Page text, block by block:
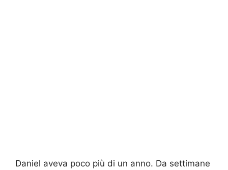
Daniel aveva poco più di un anno. Da settimane